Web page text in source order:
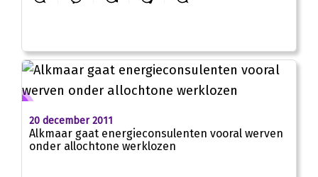
20 december 2011
Alkmaar gaat energieconsulenten vooral werven
onder allochtone werklozen